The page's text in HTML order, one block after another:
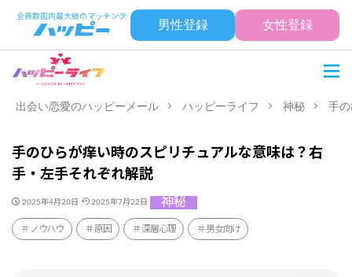
男性登録 女性登録
出会い恋愛のハッピーメール ハッピーライフ 神秘 手
手のひらが痒い時のスピリチュアルな意味は？右
手・左手それぞれ解説
2025年4月20日 2025年7月22日 神秘
ノウハウ 原因 深層心理 男女向け